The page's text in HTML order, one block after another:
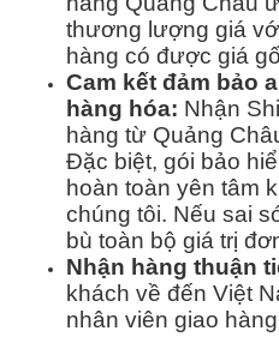
thương lượng giá
hàng có được giá
Cam kết đảm bảo
hàng hóa: Nhận
hàng từ Quảng
Đặc biệt, gói bảo
hoàn toàn yên tâm
chúng tôi. Nếu sai
bù toàn bộ giá trị
Nhận hàng thuận
khách về đến Việt
nhân viên giao